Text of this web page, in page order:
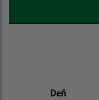
Google reCaptcha
Deň